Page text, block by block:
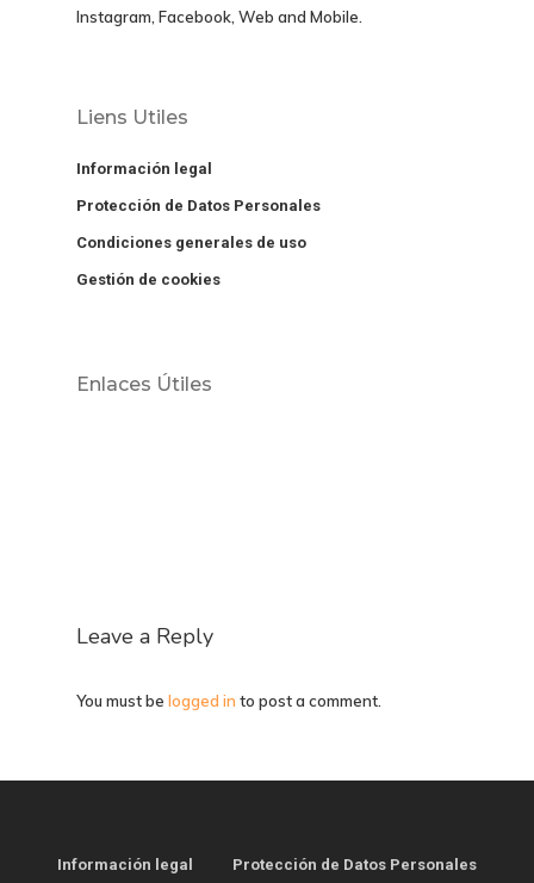
Instagram, Facebook, Web and Mobile.
Liens Utiles
Información legal
Protección de Datos Personales
Condiciones generales de uso
Gestión de cookies
Enlaces Útiles
Leave a Reply
You must be logged in to post a comment.
Información legal Protección de Datos Personales